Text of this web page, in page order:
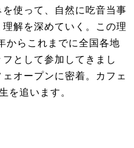
使って、自然に吃音当事
解を深めていく。この理
からこれまでに全国各地
として参加してきまし
オープンに密着。カフェ
を追います。